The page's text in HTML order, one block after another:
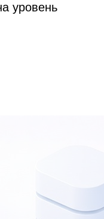
уровень